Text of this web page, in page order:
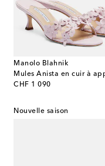
Manolo Blahnik
CHF 1 090
original price
Nouvelle saison